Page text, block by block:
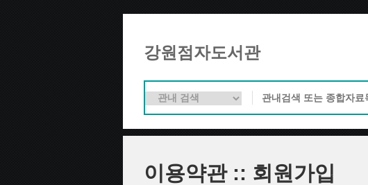
강원점자도서관
이용약관 :: 회원가입